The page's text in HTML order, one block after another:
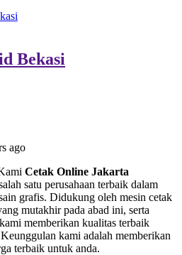
Bekasi
ago
Cetak Online Jakarta
satu perusahaan terbaik dalam
grafis. Didukung oleh mesin cetak
mutakhir pada abad ini, serta
memberikan kualitas terbaik
kami adalah memberikan
terbaik untuk anda.